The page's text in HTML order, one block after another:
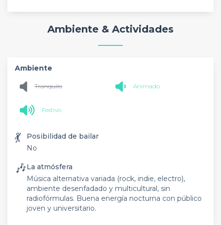
Ambiente & Actividades
Ambiente
Tranquilo Animado
Festivo
💃
Posibilidad de bailar
No
🎶La atmósfera
Música alternativa variada (rock, indie, electro),
ambiente desenfadado y multicultural, sin
radiofórmulas. Buena energía nocturna con público
joven y universitario.